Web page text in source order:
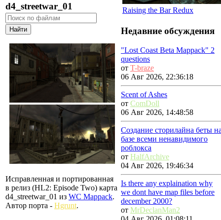
d4_streetwar_01
Исправленная и портированная
в релиз (HL2: Episode Two) карта
d4_streetwar_01 из WC Mappack.
Автор порта - Hgrunt.
Raising the Bar Redux
Недавние обсуждения
"Lost Coast Beta Mappack" 2
questions
от T-braze
06 Авг 2026, 22:36:18
Scent of Ashes
от ComDoll
06 Авг 2026, 14:48:58
Создание сторилайна беты
базе всеми ненавидимого
роблокса
от HalfArchive
04 Авг 2026, 19:46:34
Is there any explaination why
we dont have map files before
december 2000?
от MrDeclanMan2